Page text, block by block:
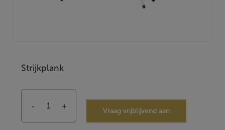
Strijkplank
Vraag vrijblijvend aan